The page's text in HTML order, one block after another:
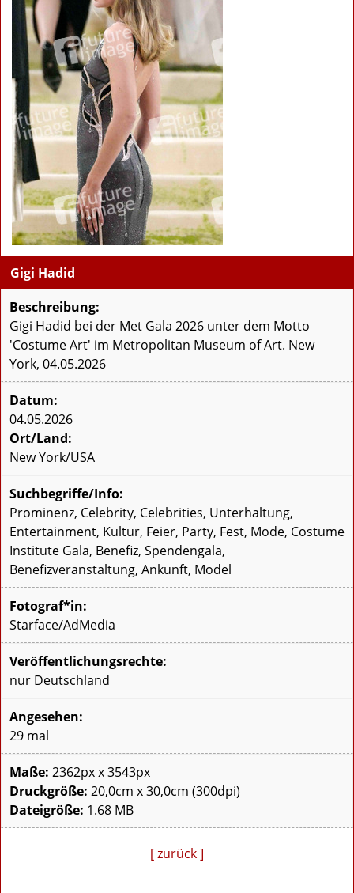
Gigi Hadid
Beschreibung:
Gigi Hadid bei der Met Gala 2026 unter dem Motto
'Costume Art' im Metropolitan Museum of Art. New
York, 04.05.2026
Datum:
04.05.2026
Ort/Land:
New York/USA
Suchbegriffe/Info:
Prominenz, Celebrity, Celebrities, Unterhaltung,
Entertainment, Kultur, Feier, Party, Fest, Mode, Costume
Institute Gala, Benefiz, Spendengala,
Benefizveranstaltung, Ankunft, Model
Fotograf*in:
Starface/AdMedia
Veröffentlichungsrechte:
nur Deutschland
Angesehen:
29 mal
Maße: 2362px x 3543px
Druckgröße: 20,0cm x 30,0cm (300dpi)
Dateigröße: 1.68 MB
[ zurück ]